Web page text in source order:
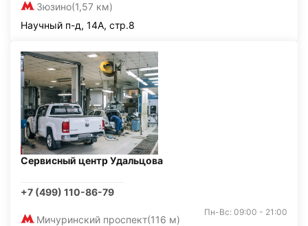
Зюзино(1,57 км)
Научный п-д, 14А, стр.8
Сервисный центр Удальцова
+7 (499) 110-86-79
Мичуринский проспект(116 м)
Пн-Вс: 09:00 - 21:00